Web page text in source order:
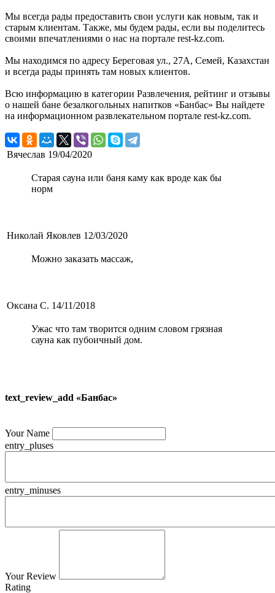
Мы всегда рады предоставить свои услуги как новым, так и
старым клиентам. Также, мы будем рады, если вы поделитесь
своими впечатлениями о нас на портале rest-kz.com.
Мы находимся по адресу Береговая ул., 27А, Семей, Казахстан
и всегда рады принять там новых клиентов.
Всю информацию в категории Развлечения, рейтинг и отзывы
о нашей бане безалкогольных напитков «Банбас» Вы найдете
на информационном развлекательном портале rest-kz.com.
Вячеслав 19/04/2020
Старая сауна или баня каму как вроде как бы
норм
Николай Яковлев 12/03/2020
Можно заказать массаж,
Оксана С. 14/11/2018
Ужас что там творится одним словом грязная
сауна как пубоичный дом.
text_review_add «Банбас»
Your Name
entry_pluses
entry_minuses
Your Review
Rating